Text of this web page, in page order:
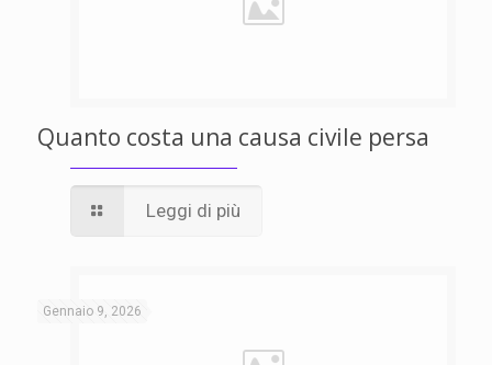
Quanto costa una causa civile persa
Leggi di più
Gennaio 9, 2026